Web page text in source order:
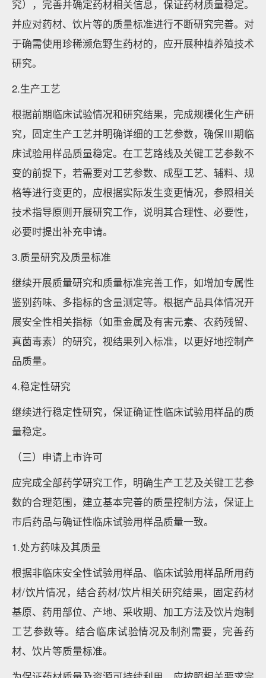
究），完善并确定药材相关信息，保证药材质量稳定。
并应对药材、饮片等的质量标准进行不断研究完善。对
于确需使用珍稀濒危野生药材的，应开展种植养殖技术
研究。
2.生产工艺
根据前期临床试验情况和研究结果，完成规模化生产研
究，固定生产工艺并明确详细的工艺参数，确保Ⅲ期临
床试验用样品质量稳定。在工艺路线及关键工艺参数不
变的前提下，若需要对工艺参数、成型工艺、辅料、规
格等进行变更的，应根据实际发生变更情况，参照相关
技术指导原则开展研究工作，说明其合理性、必要性，
必要时提出补充申请。
3.质量研究及质量标准
继续开展质量研究和质量标准完善工作，如增加专属性
鉴别药味、多指标的含量测定等。根据产品具体情况开
展安全性相关指标（如重金属及有害元素、农药残留、
真菌毒素）的研究，视结果列入标准，以更好地控制产
品质量。
4.稳定性研究
继续进行稳定性研究，保证确证性临床试验用样品的质
量稳定。
（三）申请上市许可
应完成全部药学研究工作，明确生产工艺及关键工艺参
数的合理范围，建立基本完善的质量控制方法，保证上
市后药品与确证性临床试验用样品质量一致。
1.处方药味及其质量
根据非临床安全性试验用样品、临床试验用样品所用药
材/饮片情况，结合药材/饮片相关研究结果，固定药材
基原、药用部位、产地、采收期、加工方法及饮片炮制
工艺参数等。结合临床试验情况及制剂需要，完善药
材、饮片等质量标准。